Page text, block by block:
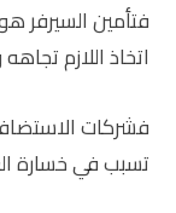
فتأمين السيرفر
اتخاذ اللازم
فشركات
تسبب في خسارة